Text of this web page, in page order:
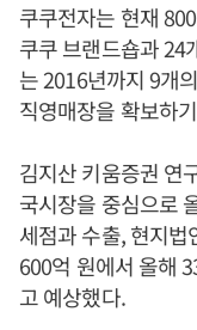
쿠쿠전자는 현재
쿠쿠 브랜드숍과 24
는 2016년까지 9개
직영매장을 확보하
김지산 키움증권 연
국시장을 중심으로
세점과 수출, 현지
600억 원에서 올해
고 예상했다.